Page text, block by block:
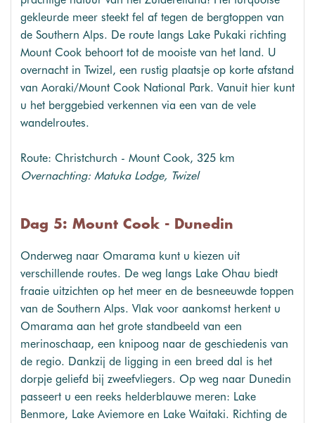
gekleurde meer steekt fel af tegen de bergtoppen van
de Southern Alps. De route langs Lake Pukaki richting
Mount Cook behoort tot de mooiste van het land. U
overnacht in Twizel, een rustig plaatsje op korte afstand
van Aoraki/Mount Cook National Park. Vanuit hier kunt
u het berggebied verkennen via een van de vele
wandelroutes.
Route: Christchurch - Mount Cook, 325 km
Overnachting: Matuka Lodge, Twizel
Dag 5: Mount Cook - Dunedin
Onderweg naar Omarama kunt u kiezen uit
verschillende routes. De weg langs Lake Ohau biedt
fraaie uitzichten op het meer en de besneeuwde toppen
van de Southern Alps. Vlak voor aankomst herkent u
Omarama aan het grote standbeeld van een
merinoschaap, een knipoog naar de geschiedenis van
de regio. Dankzij de ligging in een breed dal is het
dorpje geliefd bij zweefvliegers. Op weg naar Dunedin
passeert u een reeks helderblauwe meren: Lake
Benmore, Lake Aviemore en Lake Waitaki. Richting de